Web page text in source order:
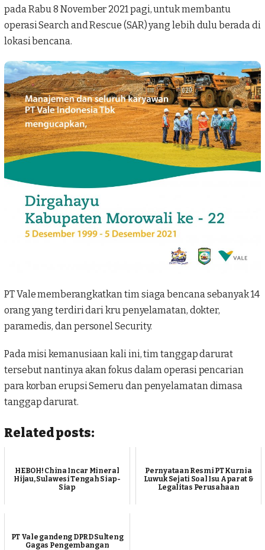
pada Rabu 8 November 2021 pagi, untuk membantu
operasi Search and Rescue (SAR) yang lebih dulu berada di
lokasi bencana.
PT Vale memberangkatkan tim siaga bencana sebanyak 14
orang yang terdiri dari kru penyelamatan, dokter,
paramedis, dan personel Security.
Pada misi kemanusiaan kali ini, tim tanggap darurat
tersebut nantinya akan fokus dalam operasi pencarian
para korban erupsi Semeru dan penyelamatan dimasa
tanggap darurat.
Related posts:
HEBOH! China Incar Mineral
Hijau, Sulawesi Tengah Siap-
Siap
Pernyataan Resmi PT Kurnia
Luwuk Sejati Soal Isu Aparat &
Legalitas Perusahaan
PT Vale gandeng DPRD Sulteng
Gagas Pengembangan